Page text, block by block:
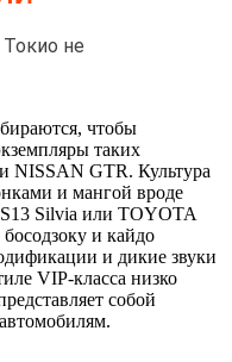
не
чтобы
таких
NISSAN GTR. Культура
и мангой вроде
Silvia или TOYOTA
и кайдо
и дикие звуки
VIP-класса низко
собой